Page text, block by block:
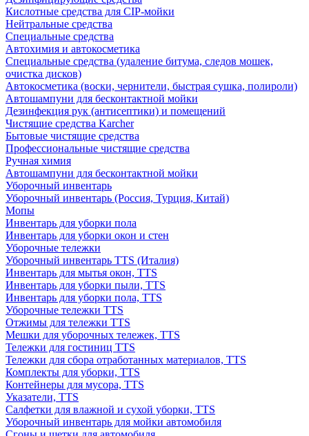
Кислотные средства для CIP-мойки
Нейтральные средства
Специальные средства
Автохимия и автокосметика
Специальные средства (удаление битума, следов мошек,
очистка дисков)
Автокосметика (воски, чернители, быстрая сушка, полироли)
Автошампуни для бесконтактной мойки
Дезинфекция рук (антисептики) и помещений
Чистящие средства Karcher
Бытовые чистящие средства
Профессиональные чистящие средства
Ручная химия
Автошампуни для бесконтактной мойки
Уборочный инвентарь
Уборочный инвентарь (Россия, Турция, Китай)
Мопы
Инвентарь для уборки пола
Инвентарь для уборки окон и стен
Уборочные тележки
Уборочный инвентарь TTS (Италия)
Инвентарь для мытья окон, TTS
Инвентарь для уборки пыли, TTS
Инвентарь для уборки пола, TTS
Уборочные тележки TTS
Отжимы для тележки TTS
Мешки для уборочных тележек, TTS
Тележки для гостиниц TTS
Тележки для сбора отработанных материалов, TTS
Комплекты для уборки, TTS
Контейнеры для мусора, TTS
Указатели, TTS
Салфетки для влажной и сухой уборки, TTS
Уборочный инвентарь для мойки автомобиля